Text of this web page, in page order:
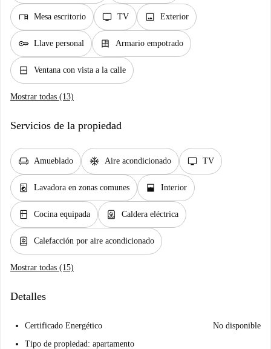
desk Mesa escritorio tv TV image Exterior
key Llave personal dresser Armario empotrado
window_closed Ventana con vista a la calle
Mostrar todas (13)
Servicios de la propiedad
chair Amueblado ac_unit Aire acondicionado tv TV
local_laundry_service Lavadora en zonas comunes window_open Interior
kitchen Cocina equipada water_heater Caldera eléctrica
water_heater Calefacción por aire acondicionado
Mostrar todas (15)
Detalles
Certificado Energético
No disponible
Tipo de propiedad: apartamento